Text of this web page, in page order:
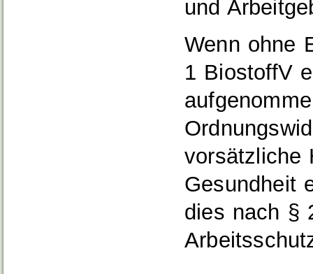
und
Wenn ohne
1 BiostoffV
vorsätzliche
Gesundheit
dies nach §